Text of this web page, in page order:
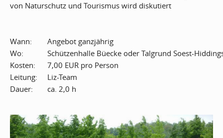
von Naturschutz und Tourismus wird diskutiert
Wann:
Angebot ganzjährig
Wo:
Schützenhalle Büecke oder Talgrund Soest-
Kosten:
7,00 EUR pro Person
Leitung:
Liz-Team
Dauer:
ca. 2,0 h